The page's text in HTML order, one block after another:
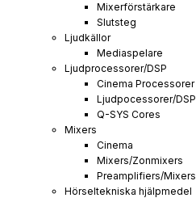
Mixerförstärkare
Slutsteg
Ljudkällor
Mediaspelare
Ljudprocessorer/DSP
Cinema Processorer
Ljudpocessorer/DSP
Q-SYS Cores
Mixers
Cinema
Mixers/Zonmixers
Preamplifiers/Mixers
Hörseltekniska hjälpmedel